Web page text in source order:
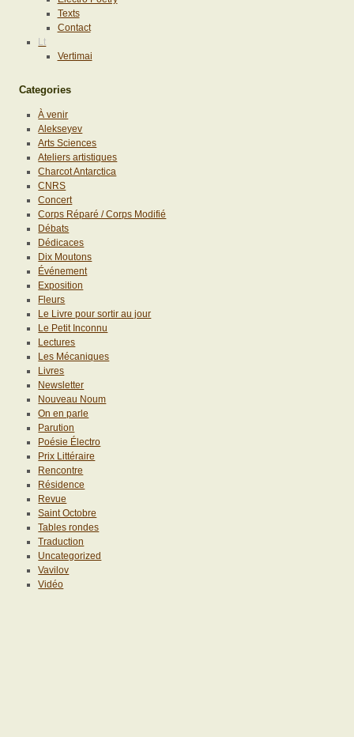
Texts
Contact
Lt
Vertimai
Categories
À venir
Alekseyev
Arts Sciences
Ateliers artistiques
Charcot Antarctica
CNRS
Concert
Corps Réparé / Corps Modifié
Débats
Dédicaces
Dix Moutons
Événement
Exposition
Fleurs
Le Livre pour sortir au jour
Le Petit Inconnu
Lectures
Les Mécaniques
Livres
Newsletter
Nouveau Noum
On en parle
Parution
Poésie Électro
Prix Littéraire
Rencontre
Résidence
Revue
Saint Octobre
Tables rondes
Traduction
Uncategorized
Vavilov
Vidéo